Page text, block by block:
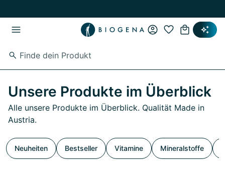
Unsere Produkte im Überblick
Alle unsere Produkte im Überblick. Qualität Made in
Austria.
Neuheiten Bestseller Vitamine Mineralstoffe